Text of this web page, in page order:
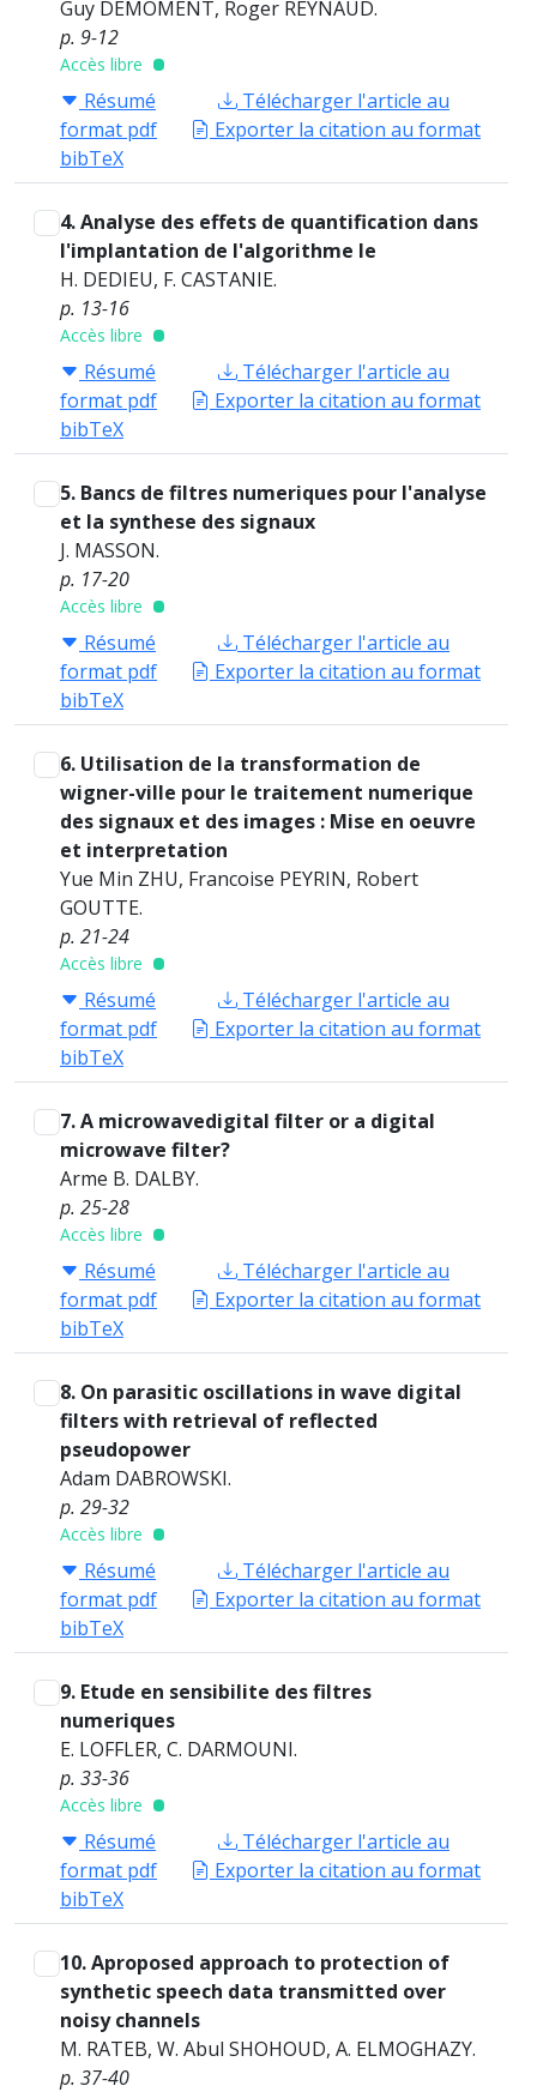
Guy DEMOMENT, Roger REYNAUD.
p. 9-12
Accès libre
Résumé
Télécharger l'article au
format pdf
Exporter la citation au format
bibTeX
4. Analyse des effets de quantification dans
l'implantation de l'algorithme le
H. DEDIEU, F. CASTANIE.
p. 13-16
Accès libre
Résumé
Télécharger l'article au
format pdf
Exporter la citation au format
bibTeX
5. Bancs de filtres numeriques pour l'analyse
et la synthese des signaux
J. MASSON.
p. 17-20
Accès libre
Résumé
Télécharger l'article au
format pdf
Exporter la citation au format
bibTeX
6. Utilisation de la transformation de
wigner-ville pour le traitement numerique
des signaux et des images : Mise en oeuvre
et interpretation
Yue Min ZHU, Francoise PEYRIN, Robert
GOUTTE.
p. 21-24
Accès libre
Résumé
Télécharger l'article au
format pdf
Exporter la citation au format
bibTeX
7. A microwavedigital filter or a digital
microwave filter?
Arme B. DALBY.
p. 25-28
Accès libre
Résumé
Télécharger l'article au
format pdf
Exporter la citation au format
bibTeX
8. On parasitic oscillations in wave digital
filters with retrieval of reflected
pseudopower
Adam DABROWSKI.
p. 29-32
Accès libre
Résumé
Télécharger l'article au
format pdf
Exporter la citation au format
bibTeX
9. Etude en sensibilite des filtres
numeriques
E. LOFFLER, C. DARMOUNI.
p. 33-36
Accès libre
Résumé
Télécharger l'article au
format pdf
Exporter la citation au format
bibTeX
10. Aproposed approach to protection of
synthetic speech data transmitted over
noisy channels
M. RATEB, W. Abul SHOHOUD, A. ELMOGHAZY.
p. 37-40